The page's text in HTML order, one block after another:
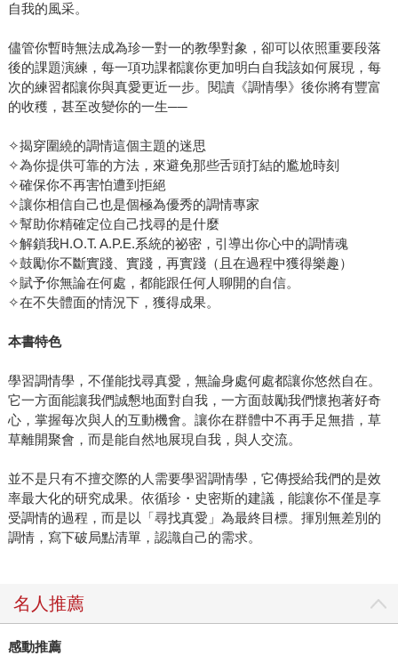
自我的風采。
儘管你暫時無法成為珍一對一的教學對象，卻可以依照重要段落
後的課題演練，每一項功課都讓你更加明白自我該如何展現，每
次的練習都讓你與真愛更近一步。閱讀《調情學》後你將有豐富
的收穫，甚至改變你的一生──
✧揭穿圍繞的調情這個主題的迷思
✧為你提供可靠的方法，來避免那些舌頭打結的尷尬時刻
✧確保你不再害怕遭到拒絕
✧讓你相信自己也是個極為優秀的調情專家
✧幫助你精確定位自己找尋的是什麼
✧解鎖我H.O.T. A.P.E.系統的祕密，引導出你心中的調情魂
✧鼓勵你不斷實踐、實踐，再實踐（且在過程中獲得樂趣）
✧賦予你無論在何處，都能跟任何人聊開的自信。
✧在不失體面的情況下，獲得成果。
本書特色
學習調情學，不僅能找尋真愛，無論身處何處都讓你悠然自在。
它一方面能讓我們誠懇地面對自我，一方面鼓勵我們懷抱著好奇
心，掌握每次與人的互動機會。讓你在群體中不再手足無措，草
草離開聚會，而是能自然地展現自我，與人交流。
並不是只有不擅交際的人需要學習調情學，它傳授給我們的是效
率最大化的研究成果。依循珍・史密斯的建議，能讓你不僅是享
受調情的過程，而是以「尋找真愛」為最終目標。揮別無差別的
調情，寫下破局點清單，認識自己的需求。
名人推薦
感動推薦